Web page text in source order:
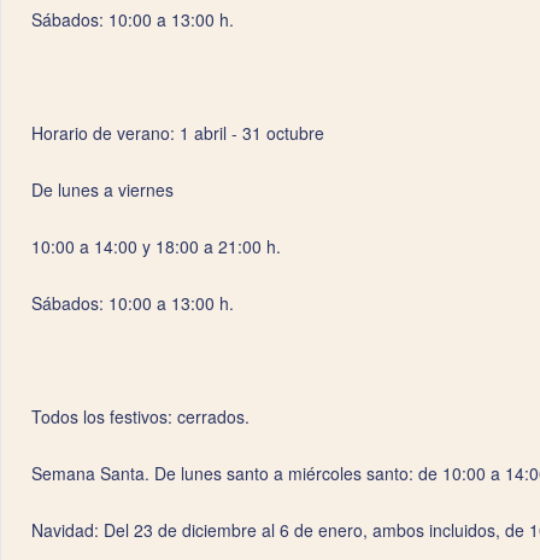
Sábados: 10:00 a 13:00 h.
Horario de verano: 1 abril - 31 octubre
De lunes a viernes
10:00 a 14:00 y 18:00 a 21:00 h.
Sábados: 10:00 a 13:00 h.
Todos los festivos: cerrados.
Semana Santa. De lunes santo a miércoles santo: de 10:00 a
Navidad: Del 23 de diciembre al 6 de enero, ambos incluidos, de